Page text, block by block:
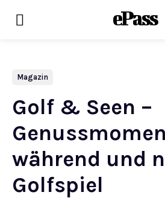
ePass
Magazin
Golf & Seen –
während und
Golfspiel